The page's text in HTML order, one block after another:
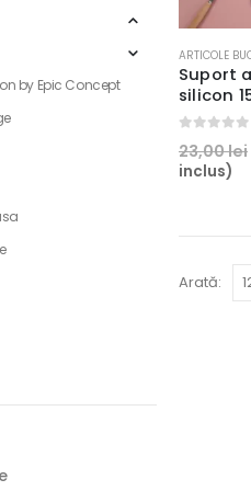
produs
are
mai
multe
variații.
alese
ARTICOLE
Suport
silicon
23,00lei
inclus)
Arată:
by Epic Concept